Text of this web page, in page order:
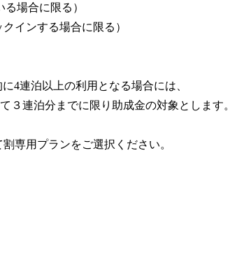
場合に限る）
インする場合に限る）
4連泊以上の利⽤となる場合には、
３連泊分までに限り助成⾦の対象とします。
専用プランをご選択ください。